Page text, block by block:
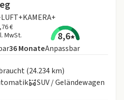
€
MwSt.
8,6
Laufzeit
36MonateAnpassbar
(24.234 km)
SUV / Geländewagen